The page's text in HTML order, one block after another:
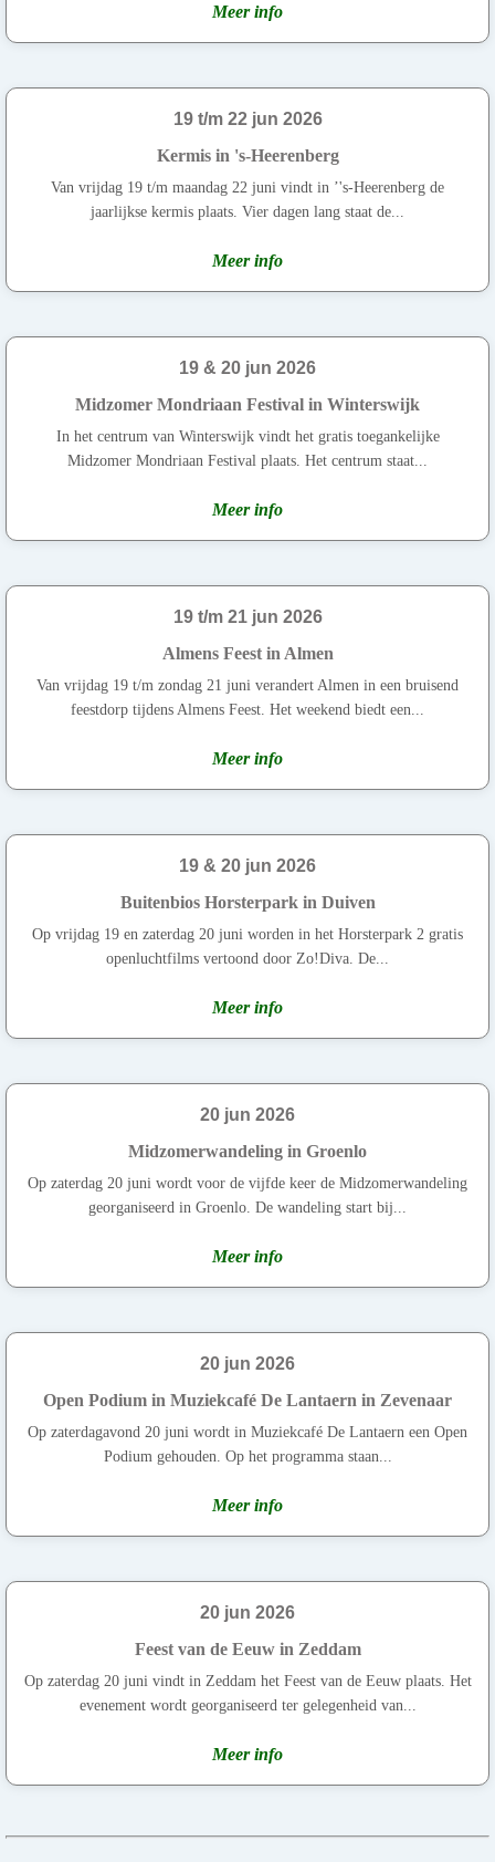
Meer info
19 t/m 22 jun 2026
Kermis in 's-Heerenberg
Van vrijdag 19 t/m maandag 22 juni vindt in ’'s-Heerenberg de
jaarlijkse kermis plaats. Vier dagen lang staat de...
Meer info
19 & 20 jun 2026
Midzomer Mondriaan Festival in Winterswijk
In het centrum van Winterswijk vindt het gratis toegankelijke
Midzomer Mondriaan Festival plaats. Het centrum staat...
Meer info
19 t/m 21 jun 2026
Almens Feest in Almen
Van vrijdag 19 t/m zondag 21 juni verandert Almen in een bruisend
feestdorp tijdens Almens Feest. Het weekend biedt een...
Meer info
19 & 20 jun 2026
Buitenbios Horsterpark in Duiven
Op vrijdag 19 en zaterdag 20 juni worden in het Horsterpark 2 gratis
openluchtfilms vertoond door Zo!Diva. De...
Meer info
20 jun 2026
Midzomerwandeling in Groenlo
Op zaterdag 20 juni wordt voor de vijfde keer de Midzomerwandeling
georganiseerd in Groenlo. De wandeling start bij...
Meer info
20 jun 2026
Open Podium in Muziekcafé De Lantaern in Zevenaar
Op zaterdagavond 20 juni wordt in Muziekcafé De Lantaern een Open
Podium gehouden. Op het programma staan...
Meer info
20 jun 2026
Feest van de Eeuw in Zeddam
Op zaterdag 20 juni vindt in Zeddam het Feest van de Eeuw plaats. Het
evenement wordt georganiseerd ter gelegenheid van...
Meer info